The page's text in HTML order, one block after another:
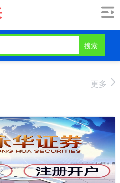
搜索
更多